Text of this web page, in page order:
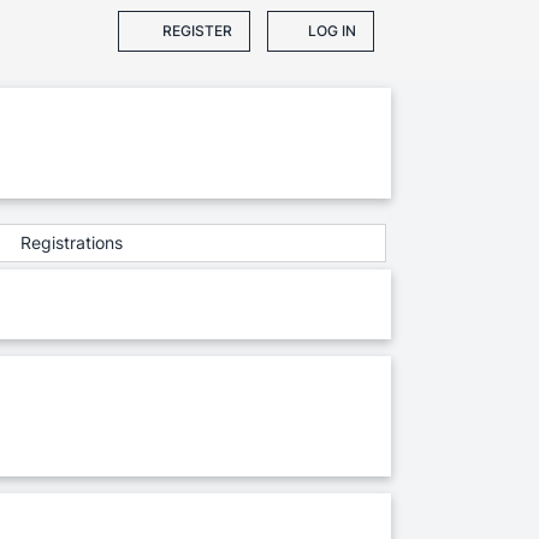
REGISTER LOG IN
Registrations